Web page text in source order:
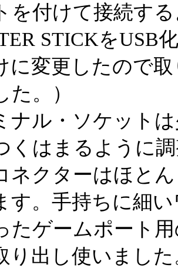
を付けて接続す
STICKをUSB
に変更したので
た。）
ナル・ソケット
くはまるように
ネクターはほと
す。手持ちに細
たゲームポート
り出し使いまし